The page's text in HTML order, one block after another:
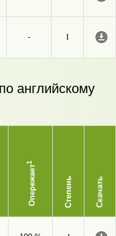
-
I
английскому
Опережает
1
Степень Скачать